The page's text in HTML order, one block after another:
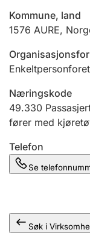
Offentlig
Andre tema
Kommune, land
1576 AURE,
Næringskode
49.330
fører med
Telefon
Se
Søk i